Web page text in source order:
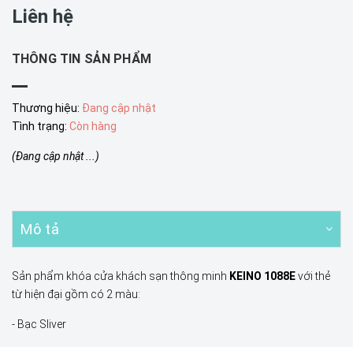
Liên hệ
THÔNG TIN SẢN PHẨM
Thương hiệu: Đang cập nhật
Tình trạng: Còn hàng
(Đang cập nhật ...)
Mô tả
Sản phẩm khóa cửa khách sạn thông minh KEINO 1088Evới thẻ
từ hiện đại gồm có 2 màu:
- Bạc Sliver